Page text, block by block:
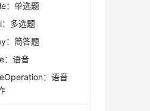
：单选题
多选题
：简答题
：语音
：语音